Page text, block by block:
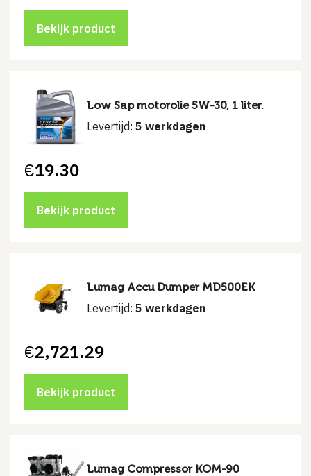
Bekijk product
Low Sap motorolie 5W-30, 1 liter.
Levertijd: 5 werkdagen
€19.30
Bekijk product
Lumag Accu Dumper MD500EK
Levertijd: 5 werkdagen
€2,721.29
Bekijk product
Lumag Compressor KOM-90